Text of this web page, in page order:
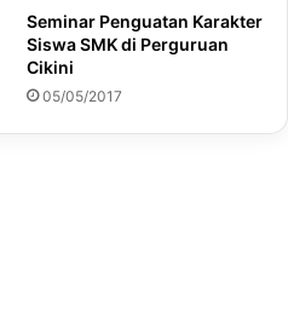
Seminar Penguatan Karakter
Siswa SMK di Perguruan
Cikini
05/05/2017